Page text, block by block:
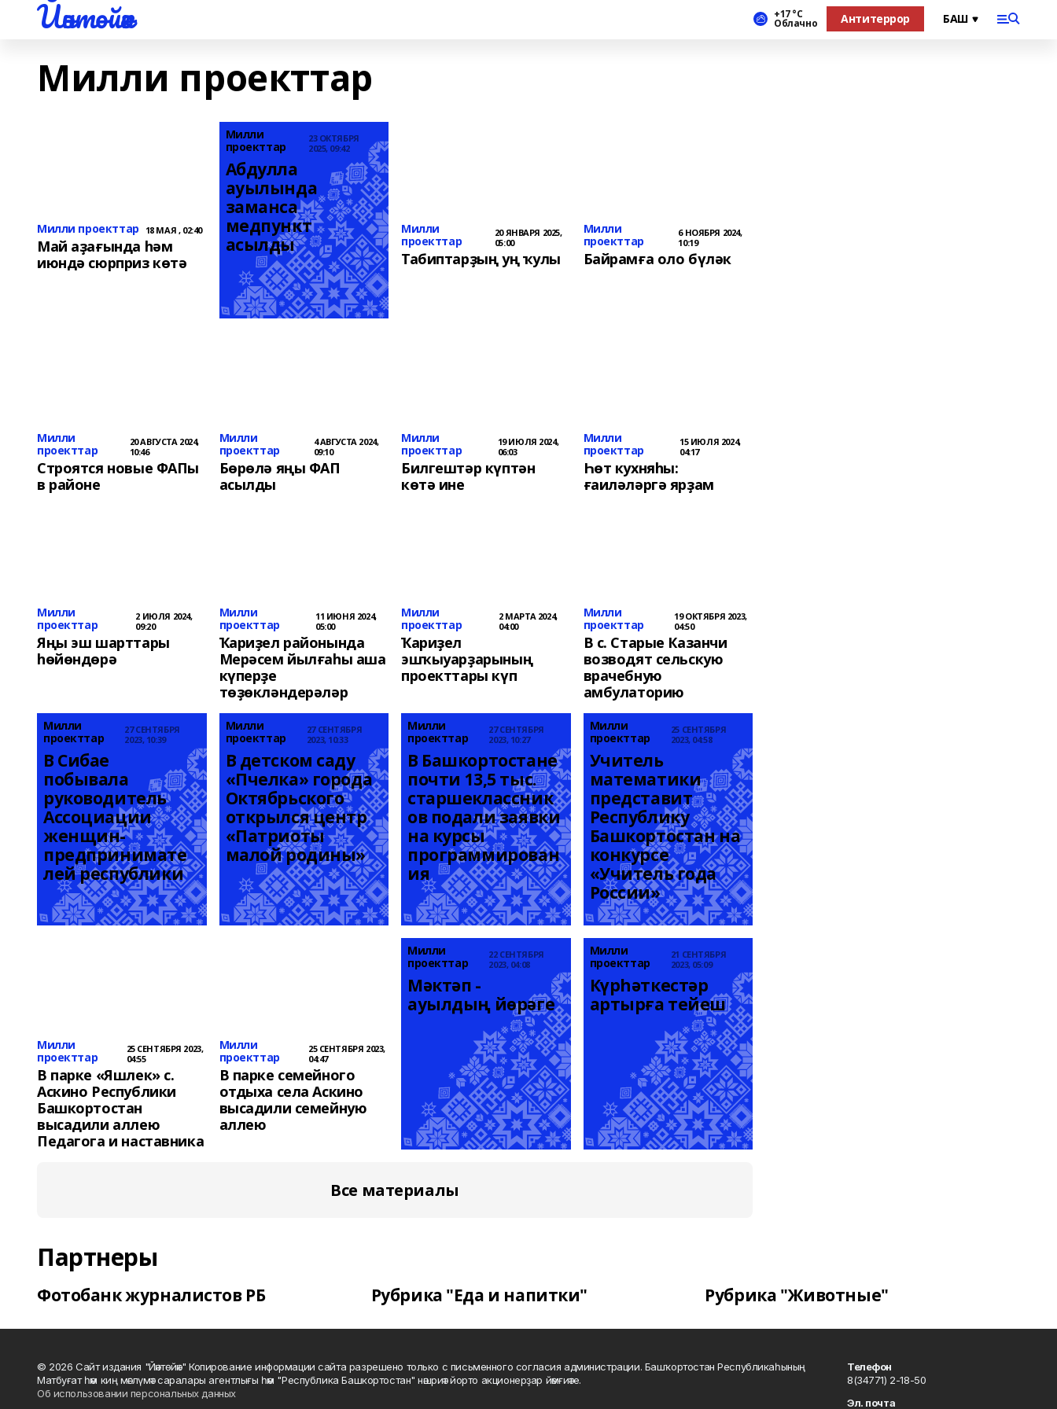
Йәнтөйәк +17 °С
Облачно Антитеррор
Милли проекттар
Милли проекттар 18 МАЯ , 02:40
Май аҙағында һәм
июндә сюрприз көтә
Милли
проекттар
23 ОКТЯБРЯ
2025, 09:42
Абдулла
ауылында
заманса
медпункт
асылды
Милли
проекттар
20 ЯНВАРЯ 2025,
05:00
Табиптарҙың уң ҡулы
Милли
проекттар
6 НОЯБРЯ 2024,
10:19
Байрамға оло бүләк
Милли
проекттар
20 АВГУСТА 2024,
10:46
Строятся новые ФАПы
в районе
Милли
проекттар
4 АВГУСТА 2024,
09:10
Бөрөлә яңы ФАП
асылды
Милли
проекттар
19 ИЮЛЯ 2024,
06:03
Билгештәр күптән
көтә ине
Милли
проекттар
15 ИЮЛЯ 2024,
04:17
Һөт кухняһы:
ғаиләләргә ярҙам
Милли
проекттар
2 ИЮЛЯ 2024,
09:20
Яңы эш шарттары
һөйөндөрә
Милли
проекттар
11 ИЮНЯ 2024,
05:00
Ҡариҙел районында
Мерәсем йылғаһы аша
күперҙе
төҙөкләндерәләр
Милли
проекттар
2 МАРТА 2024,
04:00
Ҡариҙел
эшҡыуарҙарының
проекттары күп
Милли
проекттар
19 ОКТЯБРЯ 2023,
04:50
В с. Старые Казанчи
возводят сельскую
врачебную
амбулаторию
Милли
проекттар
27 СЕНТЯБРЯ
2023, 10:39
В Сибае
побывала
руководитель
Ассоциации
женщин-
предпринимате
лей республики
Милли
проекттар
27 СЕНТЯБРЯ
2023, 10:33
В детском саду
«Пчелка» города
Октябрьского
открылся центр
«Патриоты
малой родины»
Милли
проекттар
27 СЕНТЯБРЯ
2023, 10:27
В Башкортостане
почти 13,5 тыс.
старшеклассник
ов подали заявки
на курсы
программирован
ия
Милли
проекттар
25 СЕНТЯБРЯ
2023, 04:58
Учитель
математики
представит
Республику
Башкортостан на
конкурсе
«Учитель года
России»
Милли
проекттар
25 СЕНТЯБРЯ 2023,
04:55
В парке «Яшлек» с.
Аскино Республики
Башкортостан
высадили аллею
Педагога и наставника
Милли
проекттар
25 СЕНТЯБРЯ 2023,
04:47
В парке семейного
отдыха села Аскино
высадили семейную
аллею
Милли
проекттар
22 СЕНТЯБРЯ
2023, 04:08
Мәктәп -
ауылдың йөрәге
Милли
проекттар
21 СЕНТЯБРЯ
2023, 05:09
Күрһәткестәр
артырға тейеш
Все материалы
Партнеры
Фотобанк журналистов РБ Рубрика "Еда и напитки" Рубрика "Животные"
© 2026 Сайт издания "Йәнтөйәк" Копирование информации сайта разрешено только с письменного согласия администрации. Башҡортостан Республикаһының
Матбуғат һәм киң мәғлүмәт саралары агентлығы һәм "Республика Башкортостан" нәшриәт йорто акционерҙар йәмғиәте.
Об использовании персональных данных
Телефон
8(34771) 2-18-50
Эл. почта